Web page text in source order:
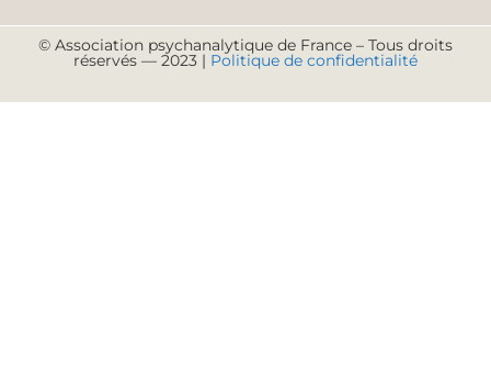
© Association psychanalytique de France – Tous droits
réservés — 2023 | Politique de confidentialité